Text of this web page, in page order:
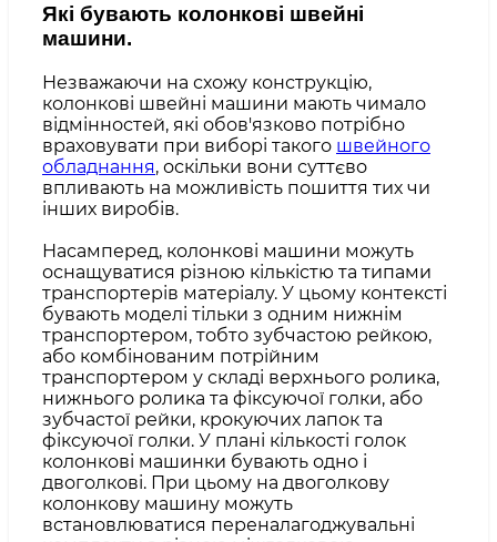
Які бувають колонкові швейні
машини.
Незважаючи на схожу конструкцію,
колонкові швейні машини мають чимало
відмінностей, які обов'язково потрібно
враховувати при виборі такого швейного
обладнання, оскільки вони суттєво
впливають на можливість пошиття тих чи
інших виробів.
Насамперед, колонкові машини можуть
оснащуватися різною кількістю та типами
транспортерів матеріалу. У цьому контексті
бувають моделі тільки з одним нижнім
транспортером, тобто зубчастою рейкою,
або комбінованим потрійним
транспортером у складі верхнього ролика,
нижнього ролика та фіксуючої голки, або
зубчастої рейки, крокуючих лапок та
фіксуючої голки. У плані кількості голок
колонкові машинки бувають одно і
двоголкові. При цьому на двоголкову
колонкову машину можуть
встановлюватися переналагоджувальні